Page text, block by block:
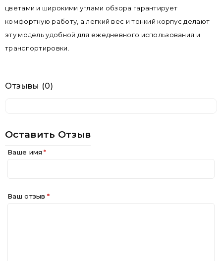
цветами и широкими углами обзора гарантирует
комфортную работу, а легкий вес и тонкий корпус делают
эту модель удобной для ежедневного использования и
транспортировки.
Отзывы (0)
Оставить Отзыв
Ваше имя
Ваш отзыв